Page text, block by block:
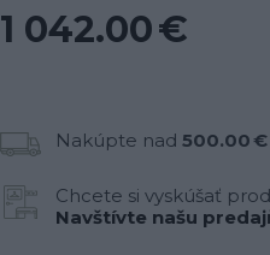
1 042.00 €
Nakúpte nad 500.00 €
Chcete si vyskúšať
Navštívte našu